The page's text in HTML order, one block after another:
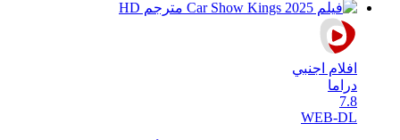
افلام اجنبي
دراما
7.8
WEB-DL